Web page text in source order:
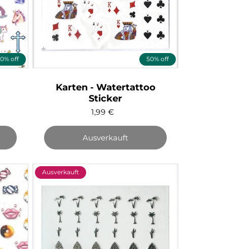
off 50% off
Karten - Watertattoo
Sticker
1,99 €
Ausverkauft
Ausverkauft